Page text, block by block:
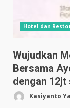
Hotel dan
Wujudkan
Bersama
dengan 12jt
Kasiyanto